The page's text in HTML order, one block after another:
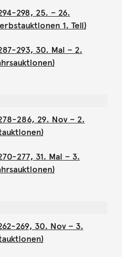
298, 25. – 26.
1. Teil)
293, 30. Mai – 2.
286, 29. Nov – 2.
277, 31. Mai – 3.
269, 30. Nov – 3.